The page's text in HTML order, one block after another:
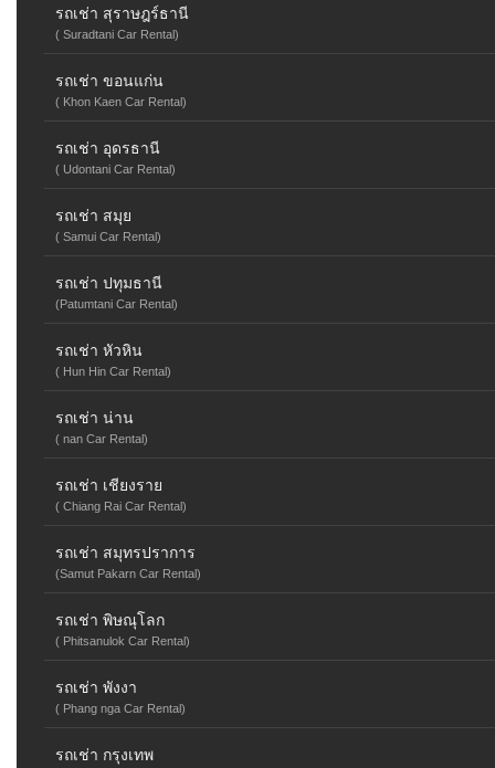
รถเช่า สุราษฎร์ธานี
( Suradtani Car Rental)
รถเช่า ขอนแก่น
( Khon Kaen Car Rental)
รถเช่า อุดรธานี
( Udontani Car Rental)
รถเช่า สมุย
( Samui Car Rental)
รถเช่า ปทุมธานี
(Patumtani Car Rental)
รถเช่า หัวหิน
( Hun Hin Car Rental)
รถเช่า น่าน
( nan Car Rental)
รถเช่า เชียงราย
( Chiang Rai Car Rental)
รถเช่า สมุทรปราการ
(Samut Pakarn Car Rental)
รถเช่า พิษณุโลก
( Phitsanulok Car Rental)
รถเช่า พังงา
( Phang nga Car Rental)
รถเช่า กรุงเทพ